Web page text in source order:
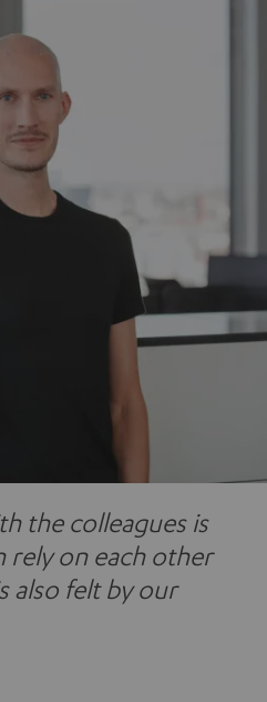
the colleagues is
rely on each other
also felt by our